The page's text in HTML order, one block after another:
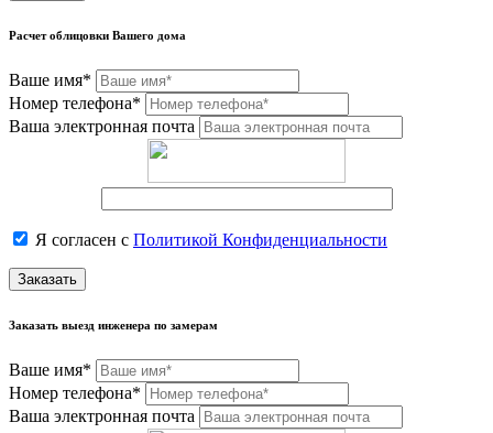
Расчет облицовки Вашего дома
Ваше имя*
Номер телефона*
Ваша электронная почта
Я согласен с Политикой Конфиденциальности
Заказать
Заказать выезд инженера по замерам
Ваше имя*
Номер телефона*
Ваша электронная почта